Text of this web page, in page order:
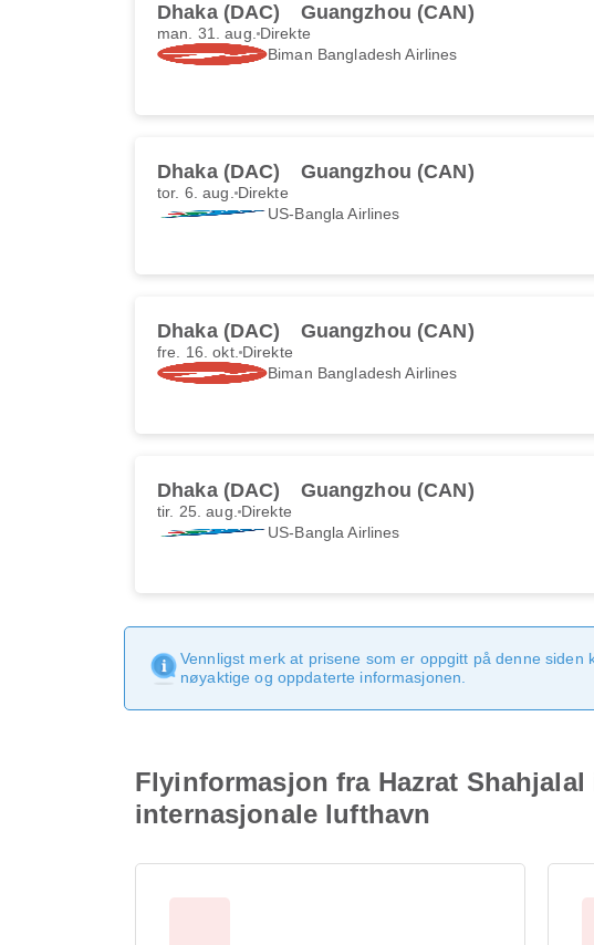
Dhaka (DAC) Guangzhou (CAN)
man. 31. aug. Direkte
Biman Bangladesh Airlines
Dhaka (DAC) Guangzhou (CAN)
tor. 6. aug. Direkte
US-Bangla Airlines
Dhaka (DAC) Guangzhou (CAN)
fre. 16. okt. Direkte
Biman Bangladesh Airlines
Dhaka (DAC) Guangzhou (CAN)
tir. 25. aug. Direkte
US-Bangla Airlines
Vennligst merk at prisene som er oppgitt på denne
nøyaktige og oppdaterte informasjonen.
Flyinformasjon fra Hazrat
internasjonale lufthavn